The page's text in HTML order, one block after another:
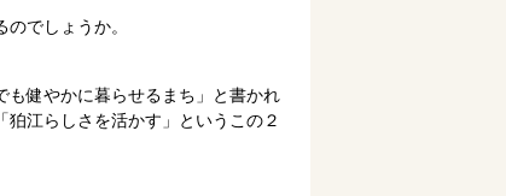
でしょうか。
健やかに暮らせるまち」と書かれ
江らしさを活かす」というこの２